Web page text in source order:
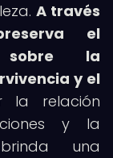
A través
el
sobre la
y el
la relación
y la
una